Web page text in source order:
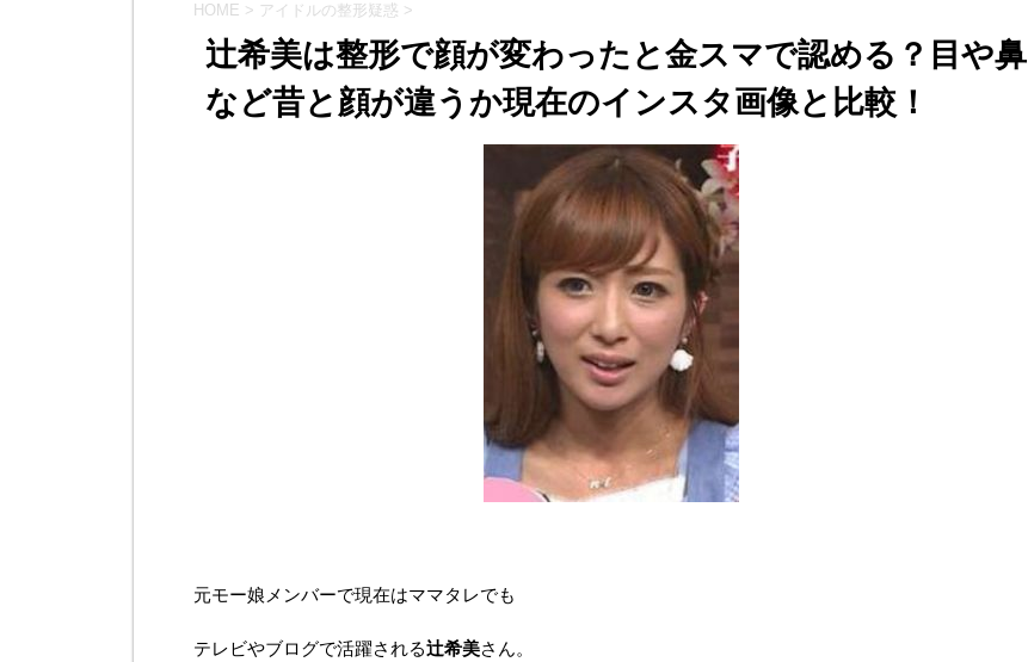
HOME > アイドルの整形疑惑 >
辻希美は整形で顔が変わったと金スマで認める？目や鼻
など昔と顔が違うか現在のインスタ画像と比較！
元モー娘メンバーで現在はママタレでも
テレビやブログで活躍される辻希美さん。